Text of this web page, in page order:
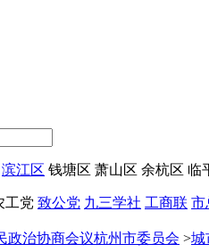
滨江区 钱塘区 萧山区 余杭区 临
工党 致公党 九三学社 工商联 市
政治协商会议杭州市委员会 >城